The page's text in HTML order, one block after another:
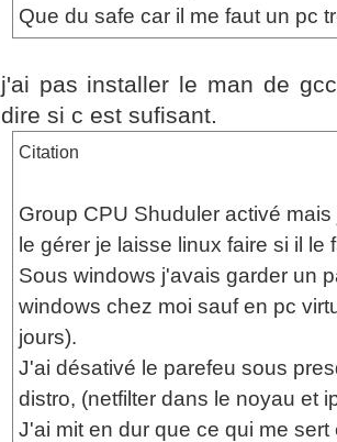
Que du safe car il me faut un pc
j'ai pas installer le man de
dire si c est sufisant.
Citation
Group CPU Shuduler activé
le gérer je laisse linux faire si il le
Sous windows j'avais garder un
windows chez moi sauf en pc
jours).
J'ai désativé le parefeu sous
distro, (netfilter dans le noyau et
J'ai mit en dur que ce qui me sert